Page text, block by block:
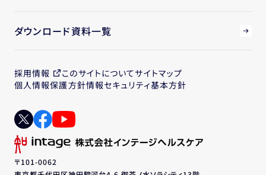
ダウンロード資料一覧
採用情報 このサイトについてサイトマップ
個人情報保護方針情報セキュリティ基本方針
〒101-0062